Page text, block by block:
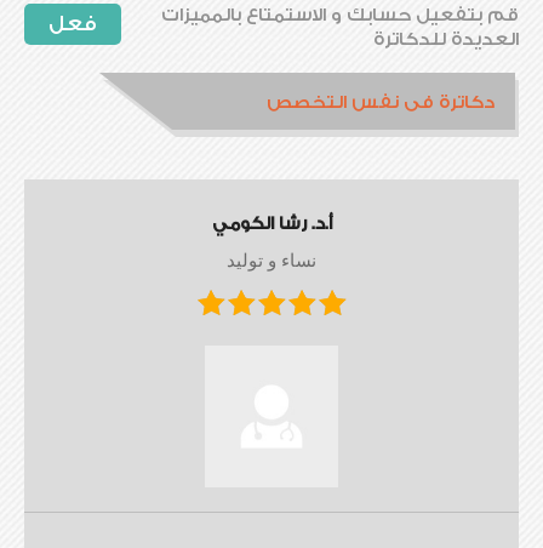
فعل
قم بتفعيل حسابك و الاستمتاع بالمميزات
العديدة للدكاترة
دكاترة فى نفس التخصص
أ.د. رشا الكومي
نساء و توليد